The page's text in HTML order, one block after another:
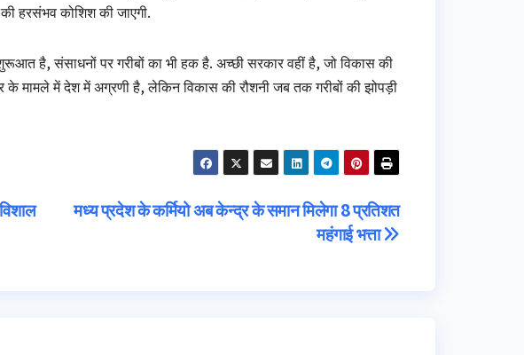
हरसंभव कोशिश की जाएगी.
है, संसाधनों पर गरीबों का भी हक है. अच्छी सरकार वहीं है, जो विकास की
के मामले में देश में अग्रणी है, लेकिन विकास की रौशनी जब तक गरीबों की झोपड़ी
मध्य प्रदेश के कर्मियो अब केन्द्र के समान मिलेगा 8 प्रतिशत
महंगाई भत्ता